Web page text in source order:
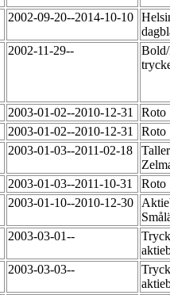
2002-09-20--2014-10-10
2002-11-29--
2003-01-02--2010-12-31
Roto
2003-01-02--2010-12-31
Roto
2003-01-03--2011-02-18
2003-01-03--2011-10-31
Roto
2003-01-10--2010-12-30
2003-03-01--
2003-03-03--